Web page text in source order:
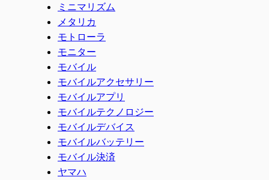
ミニマリズム
メタリカ
モトローラ
モニター
モバイル
モバイルアクセサリー
モバイルアプリ
モバイルテクノロジー
モバイルデバイス
モバイルバッテリー
モバイル決済
ヤマハ